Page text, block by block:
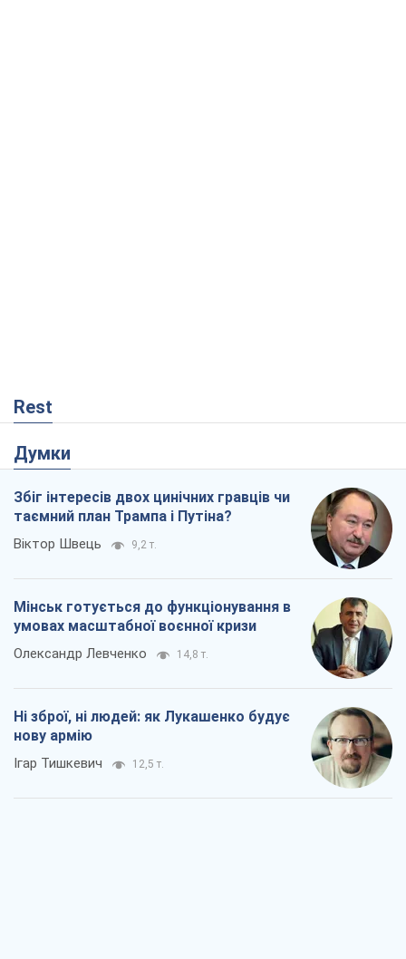
Rest
Думки
Збіг інтересів двох цинічних гравців чи
таємний план Трампа і Путіна?
Віктор Швець 9,2 т.
Мінськ готується до функціонування в
умовах масштабної воєнної кризи
Олександр Левченко 14,8 т.
Ні зброї, ні людей: як Лукашенко будує
нову армію
Ігар Тишкевич 12,5 т.